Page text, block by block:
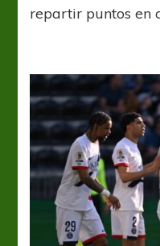
repartir puntos en